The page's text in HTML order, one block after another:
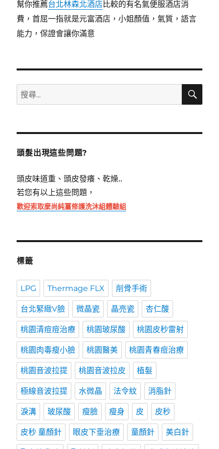
幫你推薦台北林森北酒店比較的有名氣便服酒店消
費，首屈一指就是元富酒店，小姐顏值，氣質，語言
能力，保證會讓你滿意
搜
尋
鍵
搜
頭髮出現這些問題?
頭皮味道重、頭皮發癢、乾燥..
若您有以上這些問題，
歡迎索取麼尚純薑修護洗沐組體驗組
標籤
LPG Thermage FLX 削骨手術
台北緊緻V臉 微晶瓷 晶亮瓷 杏仁酸
桃園清痘痘治療 桃園玻尿酸 桃園皮秒雷射
桃園肉毒瘦小臉 桃園醫美 桃園青春痘治療
桃園音波拉提 桃園音波拉皮 植髮
極線音波拉提 水微晶 法令紋 消脂針
淚溝 玻尿酸 瘦臉 瘦身 皮 皮秒
皮秒 童顏針 眼皮下垂治療 童顏針 美白針